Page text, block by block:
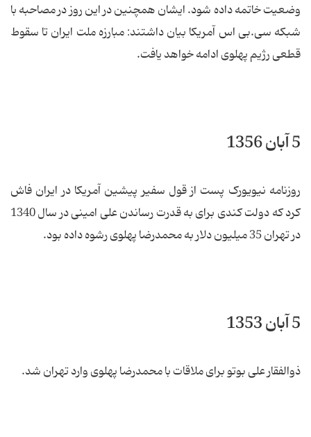
وضعیت خاتمه داده شود. ایشان همچنین در این روز در مصاحبه با
شبکه سی.بی اس آمریکا بیان داشتند: مبارزه ملت ایران تا سقوط
قطعی رژیم پهلوی ادامه خواهد یافت.
5 آبان 1356
روزنامه نیویورک پست از قول سفیر پیشین آمریکا در ایران فاش
کرد که دولت کندی برای به قدرت رساندن علی امینی در سال 1340
در تهران 35 میلیون دلار به محمدرضا پهلوی رشوه داده بود.
5 آبان 1353
ذوالفقار علی بوتو برای ملاقات با محمدرضا پهلوی وارد تهران شد.